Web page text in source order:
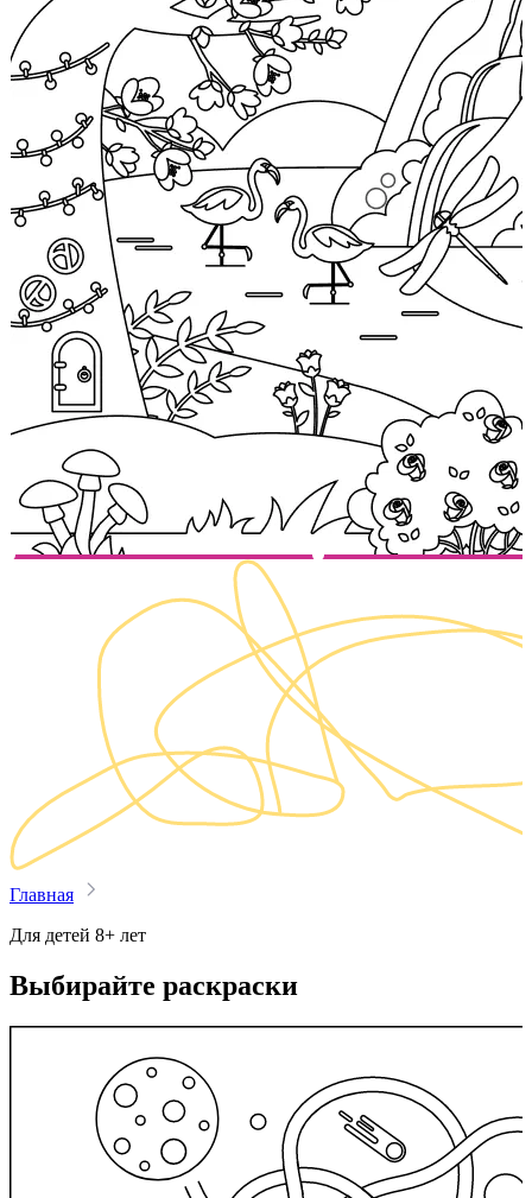
Главная
Для детей 8+ лет
Выбирайте раскраски